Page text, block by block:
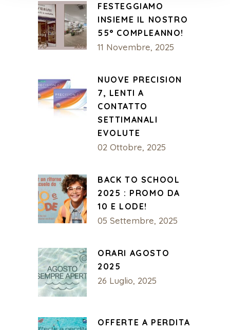
FESTEGGIAMO
INSIEME IL NOSTRO
55° COMPLEANNO!
11 Novembre, 2025
NUOVE PRECISION
7, LENTI A
CONTATTO
SETTIMANALI
EVOLUTE
02 Ottobre, 2025
BACK TO SCHOOL
2025 : PROMO DA
10 E LODE!
05 Settembre, 2025
ORARI AGOSTO
2025
26 Luglio, 2025
OFFERTE A PERDITA